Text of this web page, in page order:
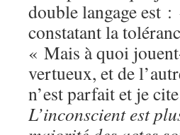
double langage est
constatant la
« Mais à quoi
vertueux, et de
n’est parfait et je
L’inconscient est